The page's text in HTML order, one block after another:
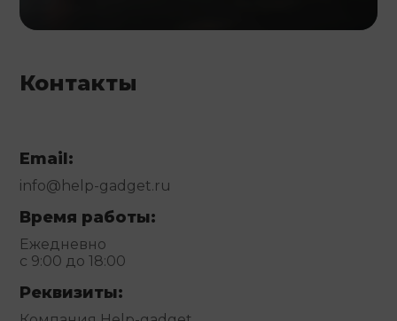
Контакты
Email:
info@help-gadget.ru
Время работы:
Ежедневно
с 9:00 до 18:00
Реквизиты: